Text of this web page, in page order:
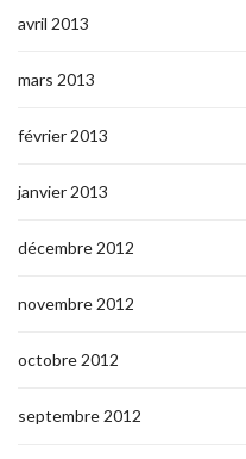
avril 2013
mars 2013
février 2013
janvier 2013
décembre 2012
novembre 2012
octobre 2012
septembre 2012